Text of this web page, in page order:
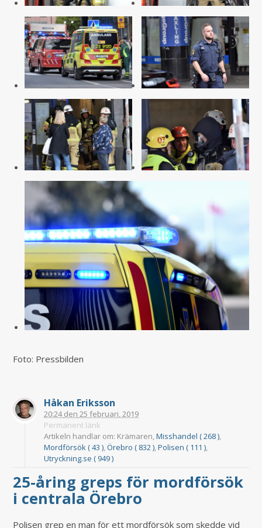
Foto: Pressbilden
Håkan Eriksson
20:24den 25 februari, 2019
Permanent länk
Artikeln handlar om: Krämaren,Misshandel ( 268 ),
Mordförsök ( 43 ),Örebro ( 832 ),Polisen ( 111 ),
Utryckning.se ( 949 )
25-åring greps för mordförsök
i centrala Örebro
Polisen grep en man för ett mordförsök som skedde vid